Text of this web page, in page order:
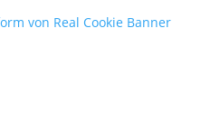
von Real Cookie Banner